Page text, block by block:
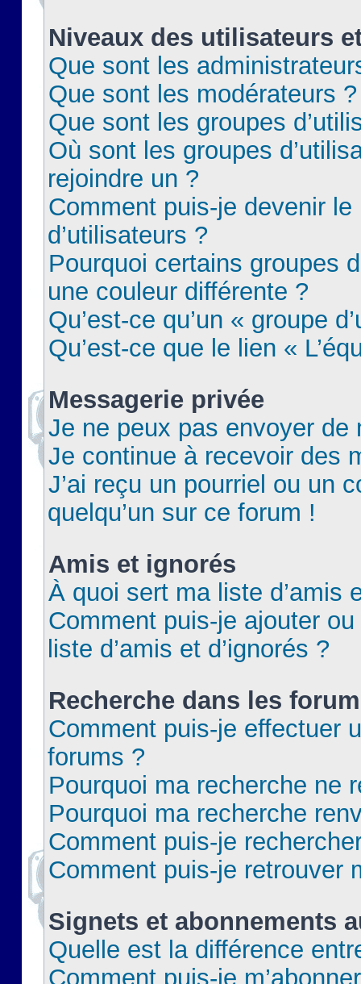
Niveaux des utilisateurs
Que sont les
Que sont les modérateurs ?
Que sont les groupes
Où sont les groupes
rejoindre un ?
Comment puis-je devenir le
d’utilisateurs ?
Pourquoi certains groupes
une couleur différente ?
Qu’est-ce qu’un « groupe
Qu’est-ce que le lien «
Messagerie privée
Je ne peux pas envoyer de
Je continue à recevoir des
J’ai reçu un pourriel ou un
quelqu’un sur ce forum !
Amis et ignorés
À quoi sert ma liste d’amis
Comment puis-je ajouter
liste d’amis et d’ignorés ?
Recherche dans les
Comment puis-je effectuer
forums ?
Pourquoi ma recherche ne
Pourquoi ma recherche
Comment puis-je
Comment puis-je retrouver
Signets et abonnements
Quelle est la différence
Comment puis-je